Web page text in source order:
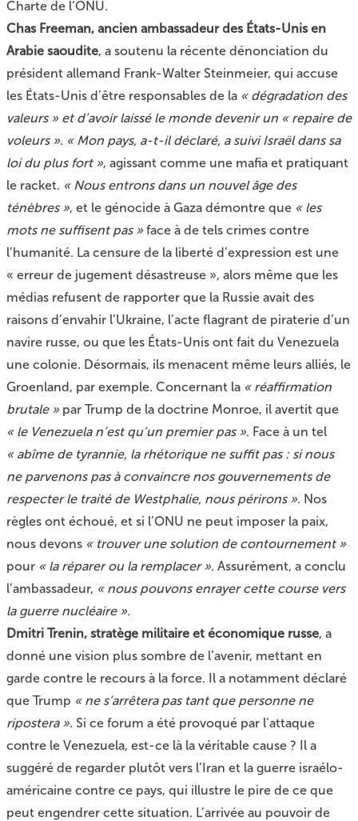
Charte de l’ONU.
Chas Freeman, ancien ambassadeur des États-Unis en
Arabie saoudite, a soutenu la récente dénonciation du
président allemand Frank-Walter Steinmeier, qui accuse
les États-Unis d’être responsables de la « dégradation des
valeurs » et d’avoir laissé le monde devenir un « repaire de
voleurs ». « Mon pays, a-t-il déclaré, a suivi Israël dans sa
loi du plus fort », agissant comme une mafia et pratiquant
le racket. « Nous entrons dans un nouvel âge des
ténèbres », et le génocide à Gaza démontre que « les
mots ne suffisent pas »face à de tels crimes contre
l’humanité. La censure de la liberté d’expression est une
« erreur de jugement désastreuse », alors même que les
médias refusent de rapporter que la Russie avait des
raisons d’envahir l’Ukraine, l’acte flagrant de piraterie d’un
navire russe, ou que les États-Unis ont fait du Venezuela
une colonie. Désormais, ils menacent même leurs alliés, le
Groenland, par exemple. Concernant la « réaffirmation
brutale »par Trump de la doctrine Monroe, il avertit que
« le Venezuela n’est qu’un premier pas ». Face à un tel
« abîme de tyrannie, la rhétorique ne suffit pas : si nous
ne parvenons pas à convaincre nos gouvernements de
respecter le traité de Westphalie, nous périrons ». Nos
règles ont échoué, et si l’ONU ne peut imposer la paix,
nous devons « trouver une solution de contournement »
pour « la réparer ou la remplacer ». Assurément, a conclu
l’ambassadeur, « nous pouvons enrayer cette course vers
la guerre nucléaire ».
Dmitri Trenin, stratège militaire et économique russe, a
donné une vision plus sombre de l’avenir, mettant en
garde contre le recours à la force. Il a notamment déclaré
que Trump « ne s’arrêtera pas tant que personne ne
ripostera ». Si ce forum a été provoqué par l’attaque
contre le Venezuela, est-ce là la véritable cause ? Il a
suggéré de regarder plutôt vers l’Iran et la guerre israélo-
américaine contre ce pays, qui illustre le pire de ce que
peut engendrer cette situation. L’arrivée au pouvoir de